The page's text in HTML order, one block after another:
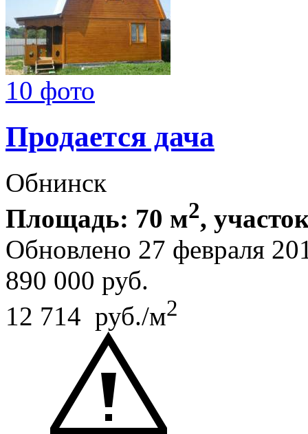
10 фото
Продается дача
Обнинск
Площадь: 70 м2,
Обновлено 27 февраля
890 000 руб.
12 714 руб./м2